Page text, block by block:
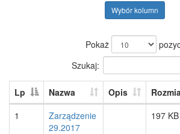
Wybór kolumn
Pokaż
Szukaj:
Lp Nazwa Opis
1
Zarządzenie
29.2017
197 KB